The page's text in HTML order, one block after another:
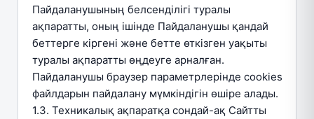
Пайдаланушының белсенділігі туралы
ақпаратты, оның ішінде Пайдаланушы қандай
беттерге кіргені және бетте өткізген уақыты
туралы ақпаратты өңдеуге арналған.
Пайдаланушы браузер параметрлерінде cookies
файлдарын пайдалану мүмкіндігін өшіре алады.
1.3. Техникалық ақпаратқа сондай-ақ Сайтты